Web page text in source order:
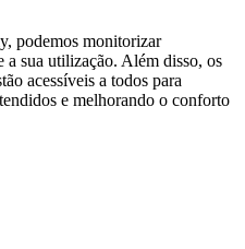
podemos monitorizar
a sua utilização. Além disso, os
acessíveis a todos para
e melhorando o conforto